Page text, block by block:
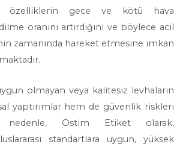
özelliklerin gece ve kötü hava
oranını artırdığını ve böylece acil
zamanında hareket etmesine imkan
olmayan veya kalitesiz levhaların
yaptırımlar hem de güvenlik riskleri
nedenle, Ostim Etiket olarak,
standartlara uygun, yüksek